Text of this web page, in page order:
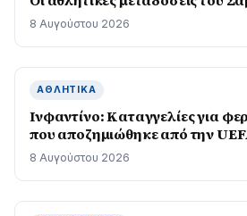
8 Αυγούστου 2026
ΑΘΛΗΤΙΚΆ
Ινφαντίνο: Καταγγελίες για
που αποζημιώθηκε από την
8 Αυγούστου 2026